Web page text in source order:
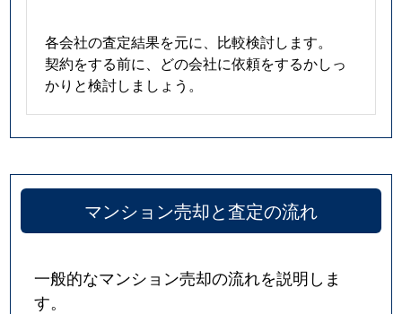
各会社の査定結果を元に、比較検討します。
契約をする前に、どの会社に依頼をするかしっ
かりと検討しましょう。
マンション売却と査定の流れ
一般的なマンション売却の流れを説明しま
す。